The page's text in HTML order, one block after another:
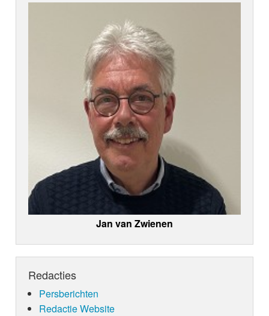
Jan van Zwienen
Redacties
Persberichten
Redactie Website